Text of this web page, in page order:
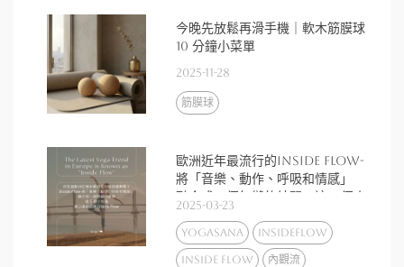
今晚先放鬆再滑手機｜軟木筋膜球
10 分鐘小菜單
2025-11-28
筋膜球
歐洲近年最流行的Inside Flow-
將「音樂、動作、呼吸和情感」
融合成一個無縫的練習，這 5 個小
知識，讓你重新認識 Inside
Flow
2025-03-23
yogasana insideflow
inside flow 內觀流